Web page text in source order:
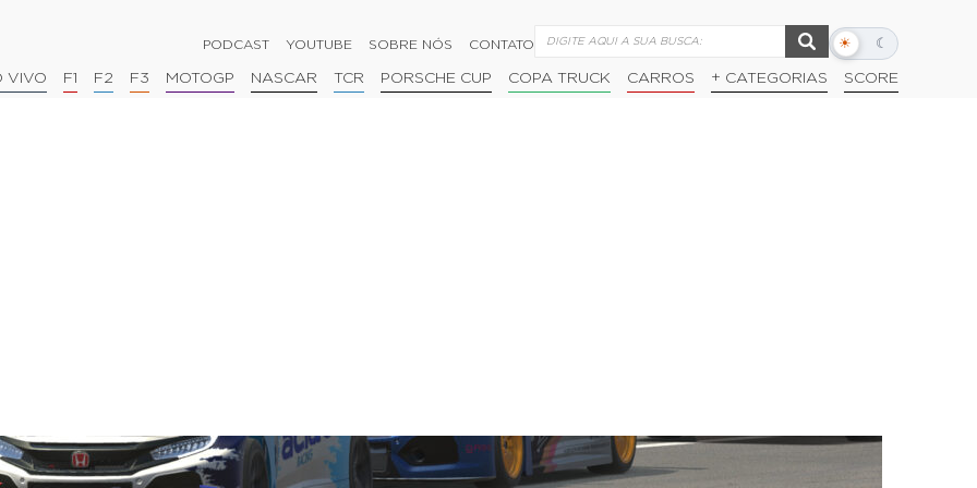
PODCAST YOUTUBE SOBRE NÓS CONTATO ☀ ☾
Alternar
escuro
VIVO F1 F2 F3 MOTOGP NASCAR TCR PORSCHE CUP COPA TRUCK CARROS + CATEGORIAS SCORE